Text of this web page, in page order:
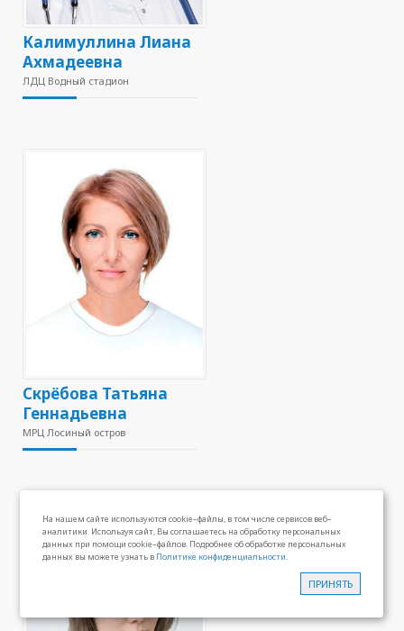
На нашем сайте используются cookie–файлы, в том числе сервисов веб–
аналитики. Используя сайт, Вы соглашаетесь на обработку персональных
данных при помощи cookie–файлов. Подробнее об обработке персональных
данных вы можете узнать в Политике конфиденциальности.
ПРИНЯТЬ
Калимуллина Лиана
Ахмадеевна
ЛДЦ Водный стадион
Скрёбова Татьяна
Геннадьевна
МРЦ Лосиный остров
Запись на прием